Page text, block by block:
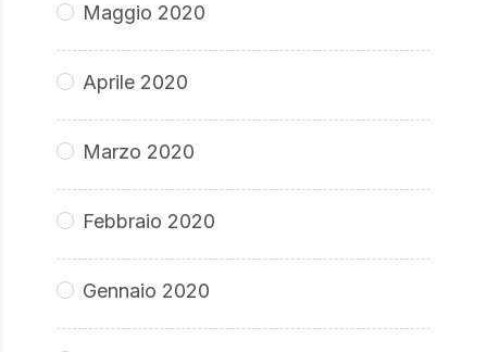
Maggio 2020
Aprile 2020
Marzo 2020
Febbraio 2020
Gennaio 2020